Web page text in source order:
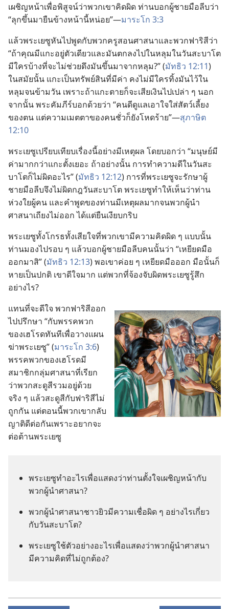
เผชิญ​หน้า​เพื่อ​พิสูจน์​ว่า​พวก​เขา​คิด​ผิด ท่าน​บอก​ผู้​ชาย​มือ​ลีบ​ว่า
“ลุก​ขึ้น​มา​ยืน​ข้าง​หน้า​นี้​หน่อย”—มาระโก 3:3
แล้ว​พระ​เยซู​หัน​ไป​พูด​กับ​พวก​ครู​สอน​ศาสนา​และ​พวก​ฟาริสี​ว่า
“ถ้า​คุณ​มี​แกะ​อยู่​ตัว​เดียว​และ​มัน​ตก​ลง​ไป​ใน​หลุม​ใน​วัน​สะบาโต
มี​ใคร​บ้าง​ที่​จะ​ไม่​ช่วย​ดึง​มัน​ขึ้น​มา​จาก​หลุม?” (มัทธิว 12:11)
ใน​สมัย​นั้น แกะ​เป็น​ทรัพย์​สิน​ที่​มี​ค่า คง​ไม่​มี​ใคร​ทิ้ง​มัน​ไว้​ใน​
หลุม​จน​ข้าม​วัน เพราะ​ถ้า​แกะ​ตาย​ก็​จะ​เสีย​เงิน​ไป​เปล่า ๆ นอก​
จาก​นั้น พระ​คัมภีร์​บอก​ด้วย​ว่า “คน​ดี​ดู​แล​เอา​ใจ​ใส่​สัตว์​เลี้ยง​
ของ​ตน แต่​ความ​เมตตา​ของ​คน​ชั่ว​ก็​ยัง​โหด​ร้าย”—สุภาษิต
12:10
พระ​เยซู​เปรียบ​เทียบ​เรื่อง​นี้​อย่าง​มี​เหตุ​ผล โดย​บอก​ว่า “มนุษย์​มี​
ค่า​มาก​กว่า​แกะ​ตั้ง​เยอะ ถ้า​อย่าง​นั้น การ​ทำ​ความ​ดี​ใน​วัน​สะ
บาโต​ก็​ไม่​ผิด​อะไร” (มัทธิว 12:12) การ​ที่​พระ​เยซู​จะ​รักษา​ผู้​
ชาย​มือ​ลีบ​จึง​ไม่​ผิด​กฎ​วัน​สะบาโต พระ​เยซู​ทำ​ให้​เห็น​ว่า​ท่าน​
ห่วงใย​ผู้​คน และ​คำ​พูด​ของ​ท่าน​มี​เหตุ​ผล​มาก​จน​พวก​ผู้​นำ​
ศาสนา​เถียง​ไม่​ออก ได้​แต่​ยืน​เงียบ​กริบ
พระ​เยซู​ทั้ง​โกรธ​ทั้ง​เสียใจ​ที่​พวก​เขา​มี​ความ​คิด​ผิด ๆ แบบ​นั้น
ท่าน​มอง​ไป​รอบ ๆ แล้ว​บอก​ผู้​ชาย​มือ​ลีบ​คน​นั้น​ว่า “เหยียด​มือ​
ออก​มา​สิ” (มัทธิว 12:13) พอ​เขา​ค่อย ๆ เหยียด​มือ​ออก มือ​นั้น​ก็​
หาย​เป็น​ปกติ เขา​ดีใจ​มาก แต่​พวก​ที่​จ้อง​จับ​ผิด​พระ​เยซู​รู้สึก​
อย่าง​ไร?
แทน​ที่​จะ​ดีใจ พวก​ฟาริสี​ออก​
ไป​ปรึกษา “กับ​พรรค​พวก​
ของ​เฮโรด​ทันที​เพื่อ​วาง​แผน​
ฆ่า​พระ​เยซู” (มาระโก 3:6)
พรรค​พวก​ของ​เฮโรด​มี​
สมาชิก​กลุ่ม​ศาสนา​ที่​เรียก​
ว่า​พวก​สะดูสี​รวม​อยู่​ด้วย
จริง ๆ แล้ว​สะดูสี​กับ​ฟาริสี​ไม่​
ถูก​กัน แต่​ตอน​นี้​พวก​เขา​กลับ​
ญาติ​ดี​ต่อ​กัน​เพราะ​อยาก​จะ​
ต่อ​ต้าน​พระ​เยซู
พระ​เยซู​ทำ​อะไร​เพื่อ​แสดง​ว่า​ท่าน​ตั้งใจ​เผชิญ​หน้า​กับ​
พวก​ผู้​นำ​ศาสนา?
พวก​ผู้​นำ​ศาสนา​ชาว​ยิว​มี​ความ​เชื่อ​ผิด ๆ อย่าง​ไร​เกี่ยว​
กับ​วัน​สะบาโต?
พระ​เยซู​ใช้​ตัว​อย่าง​อะไร​เพื่อ​แสดง​ว่า​พวก​ผู้​นำ​ศาสนา​
มี​ความ​คิด​ที่​ไม่​ถูก​ต้อง?